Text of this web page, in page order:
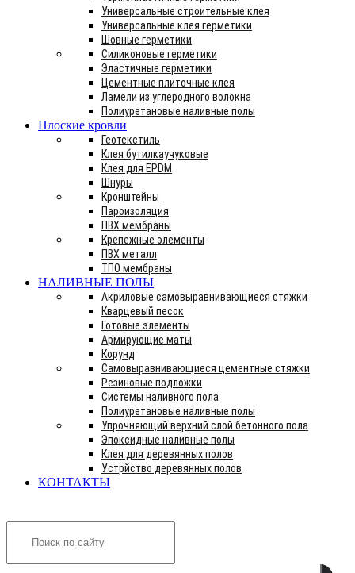
Универсальные строительные клея
Универсальные клея герметики
Шовные герметики
Силиконовые герметики
Эластичные герметики
Цементные плиточные клея
Ламели из углеродного волокна
Полиуретановые наливные полы
Плоские кровли
Геотекстиль
Клея бутилкаучуковые
Клея для EPDM
Шнуры
Кронштейны
Пароизоляция
ПВХ мембраны
Крепежные элементы
ПВХ металл
ТПО мембраны
НАЛИВНЫЕ ПОЛЫ
Акриловые самовыравнивающиеся стяжки
Кварцевый песок
Готовые элементы
Армирующие маты
Корунд
Самовыравнивающиеся цементные стяжки
Резиновые подложки
Системы наливного пола
Полиуретановые наливные полы
Упрочняющий верхний слой бетонного пола
Эпоксидные наливные полы
Клея для деревянных полов
Устрйство деревянных полов
КОНТАКТЫ